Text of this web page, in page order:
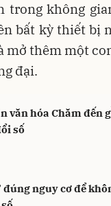
trong không
bất kỳ thiết bị
mở thêm một
đại.
văn hóa Chăm đến
số
nguy cơ để